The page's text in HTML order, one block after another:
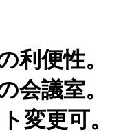
利便性。
会議室。
変更可。